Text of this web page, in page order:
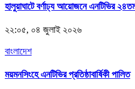
হালুয়াঘাটে বর্ণাঢ্য আয়োজনে এনটিভির ২৪তম
২২:০৫, ০৪ জুলাই ২০২৬
বাংলাদেশ
ময়মনসিংহে এনটিভির প্রতিষ্ঠাবার্ষিকী পালিত